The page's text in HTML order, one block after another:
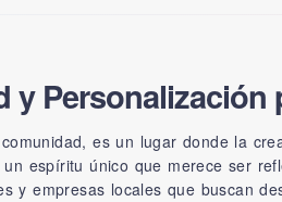
Personalización
es un lugar donde la
espíritu único que merece ser
y empresas locales que buscan